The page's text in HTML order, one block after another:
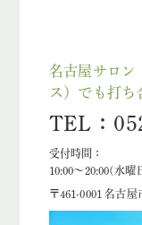
名古屋サロン
ス）でも打
TEL：
受付時間：
10:00～20:00(水曜
〒461-0001 名古屋